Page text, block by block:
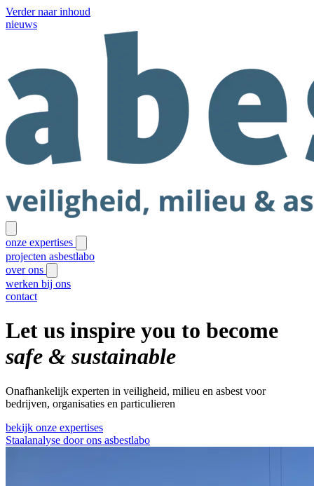
Verder naar inhoud
nieuws
onze expertises
projecten asbestlabo
over ons
werken bij ons
contact
Let us inspire you to become
safe & sustainable
Onafhankelijk experten in veiligheid, milieu en asbest voor
bedrijven, organisaties en particulieren
bekijk onze expertises
Staalanalyse door ons asbestlabo